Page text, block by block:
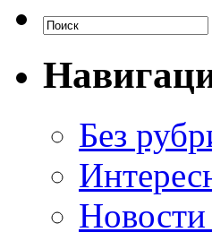
Без
Новости